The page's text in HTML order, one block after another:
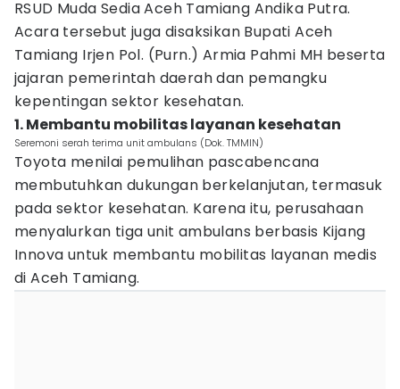
RSUD Muda Sedia Aceh Tamiang Andika Putra.
Acara tersebut juga disaksikan Bupati Aceh
Tamiang Irjen Pol. (Purn.) Armia Pahmi MH beserta
jajaran pemerintah daerah dan pemangku
kepentingan sektor kesehatan.
1. Membantu mobilitas layanan kesehatan
Seremoni serah terima unit ambulans (Dok. TMMIN)
Toyota menilai pemulihan pascabencana
membutuhkan dukungan berkelanjutan, termasuk
pada sektor kesehatan. Karena itu, perusahaan
menyalurkan tiga unit ambulans berbasis Kijang
Innova untuk membantu mobilitas layanan medis
di Aceh Tamiang.